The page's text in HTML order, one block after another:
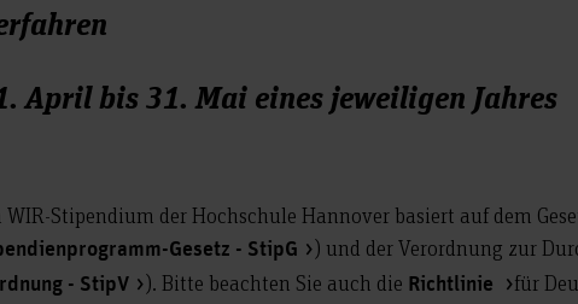
April bis 31. Mai eines jeweiligen Jahres
Stipendium der Hochschule Hannover basiert auf dem
Gesetz - StipG ) und der Verordnung zur
- StipV ). Bitte beachten Sie auch die Richtlinie für